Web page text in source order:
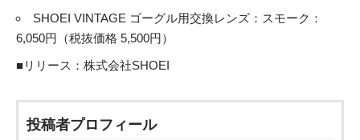
SHOEI VINTAGE ゴーグル用交換レンズ：スモーク：
6,050円（税抜価格 5,500円）
■リリース： 株式会社SHOEI
投稿者プロフィール